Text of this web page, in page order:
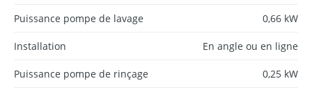
Puissance pompe de lavage 0,66 kW
Installation En angle ou en ligne
Puissance pompe de rinçage 0,25 kW